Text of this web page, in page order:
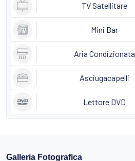
TV Satellitare
Mini Bar
Aria Condizionata
Asciugacapelli
Lettore DVD
Galleria Fotografica